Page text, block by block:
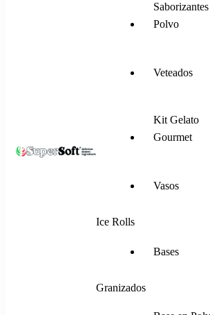
Mezclas para Helado
Polvo
Veteados
Kit Gelato
Gourmet
Vasos
Ice Rolls
Bases
Granizados